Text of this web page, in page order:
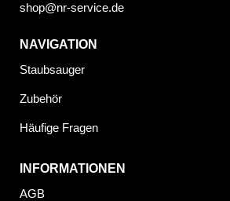
shop@nr-service.de
NAVIGATION
Staubsauger
Zubehör
Häufige Fragen
INFORMATIONEN
AGB